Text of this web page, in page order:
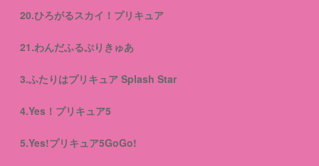
20.ひろがるスカイ！プリキュア
21.わんだふるぷりきゅあ
3.ふたりはプリキュア Splash Star
4.Yes！プリキュア5
5.Yes!プリキュア5GoGo!